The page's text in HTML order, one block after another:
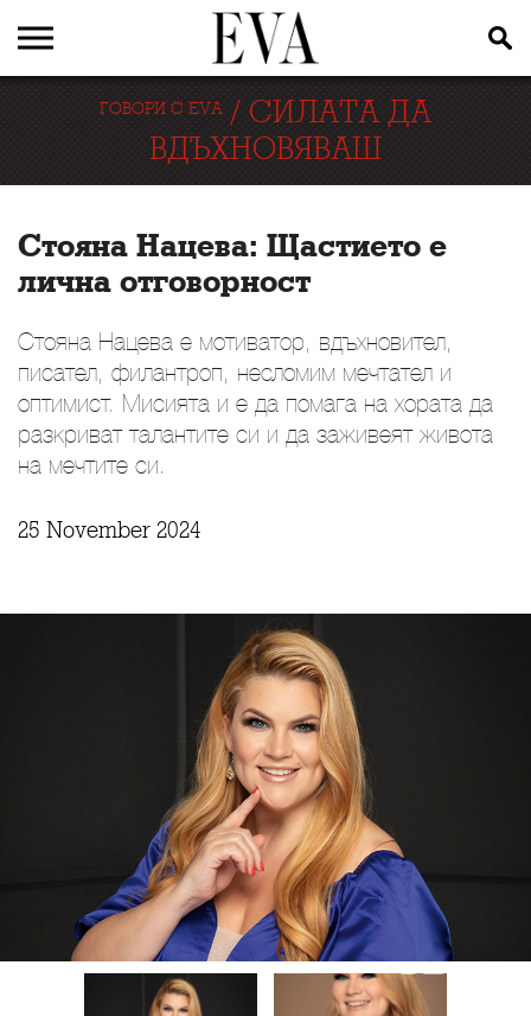
ГОВОРИ С EVA / СИЛАТА ДА
ВДЪХНОВЯВАШ
Стояна Нацева: Щастието е
лична отговорност
Стояна Нацева е мотиватор, вдъхновител,
писател, филантроп, несломим мечтател и
оптимист. Мисията и е да помага на хората да
разкриват талантите си и да заживеят живота
на мечтите си.
25 November 2024